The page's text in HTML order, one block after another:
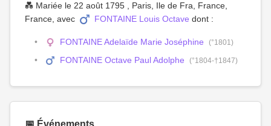
💑 Mariée le 22 août 1795 , Paris, Ile de Fra, France,
France, avec
FONTAINE Louis Octave dont :
FONTAINE Adelaïde Marie Joséphine (°1801)
FONTAINE Octave Paul Adolphe (°1804-†1847)
📅 Événements